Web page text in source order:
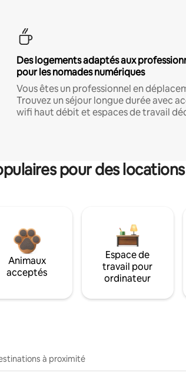
Des logements adaptés aux
pour les nomades numériques
Vous êtes un professionnel en
Trouvez un séjour longue durée avec
wifi haut débit et espaces de travail
pour des
Animaux
acceptés
Espace de
travail pour
ordinateur
à proximité